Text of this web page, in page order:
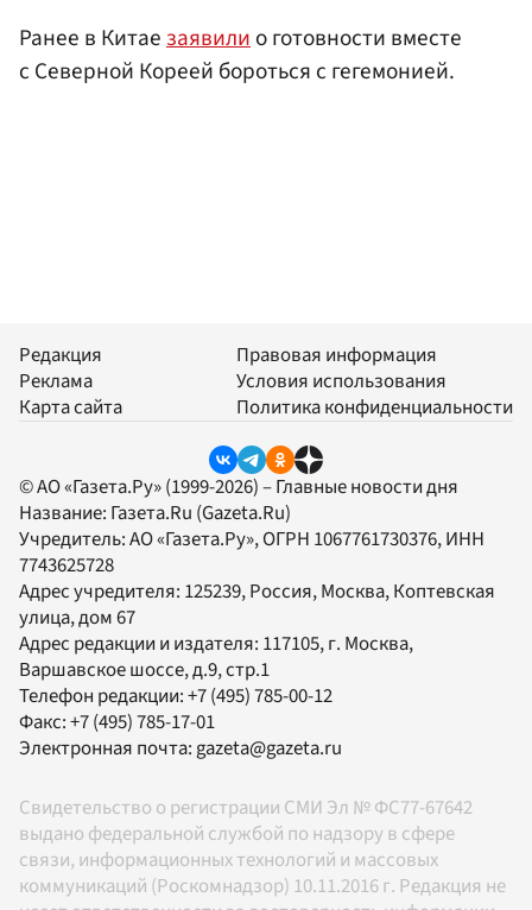
Ранее в Китаезаявилио готовности вместе
с Северной Кореей бороться с гегемонией.
Редакция
Реклама
Карта сайта
Правовая информация
Условия использования
Политика конфиденциальности
© АО «Газета.Ру» (1999-2026) – Главные новости дня
Название: Газета.Ru (Gazeta.Ru)
Учредитель:АО «Газета.Ру», ОГРН 1067761730376, ИНН
7743625728
Адрес учредителя: 125239, Россия, Москва, Коптевская
улица, дом 67
Адрес редакции и издателя: 117105, г. Москва,
Варшавское шоссе, д.9, стр.1
Телефон редакции:+7 (495) 785-00-12
Факс:+7 (495) 785-17-01
Электронная почта: gazeta@gazeta.ru
Свидетельство о регистрации СМИ Эл № ФС77-67642
выдано федеральной службой по надзору в сфере
связи, информационных технологий и массовых
коммуникаций (Роскомнадзор) 10.11.2016 г. Редакция не